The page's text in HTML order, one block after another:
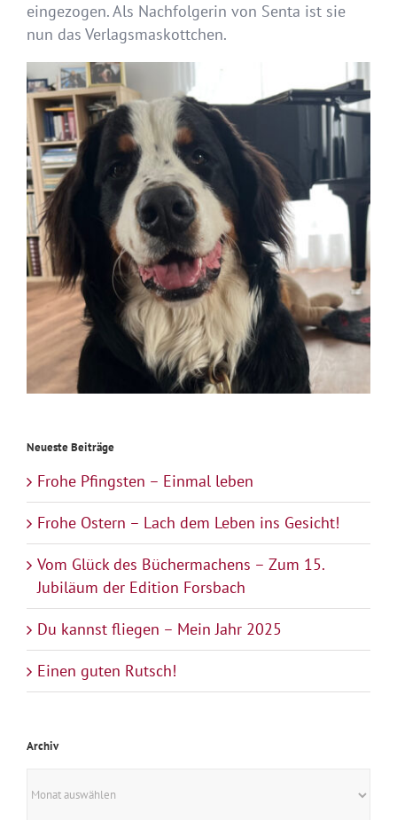
eingezogen. Als Nachfolgerin von Senta ist sie
nun das Verlagsmaskottchen.
Neueste Beiträge
Frohe Pfingsten – Einmal leben
Frohe Ostern – Lach dem Leben ins Gesicht!
Vom Glück des Büchermachens – Zum 15.
Jubiläum der Edition Forsbach
Du kannst fliegen – Mein Jahr 2025
Einen guten Rutsch!
Archiv